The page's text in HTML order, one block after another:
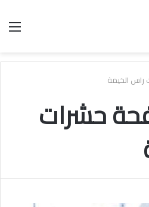
الخيمة
حشرات